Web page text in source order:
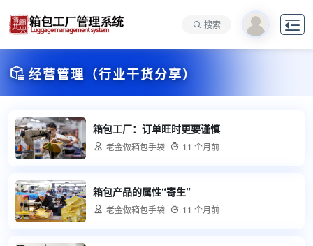
搜索 
 经营管理（行业干货分享）
箱包工厂：订单旺时更要谨慎
 老金做箱包手袋  11 个月前
箱包产品的属性“寄生”
 老金做箱包手袋  11 个月前